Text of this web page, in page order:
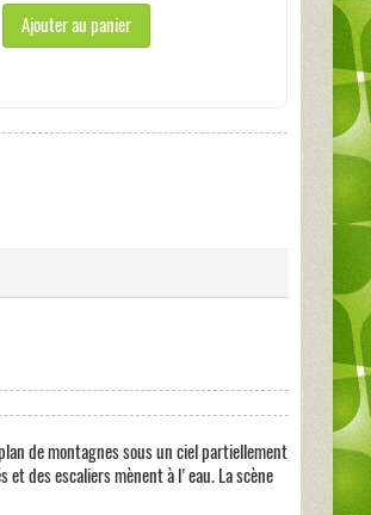
Ajouter au panier
de montagnes sous un ciel partiellement
des escaliers mènent à l'eau. La scène